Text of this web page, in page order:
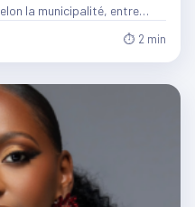
la municipalité, entre…
⏱ 2 min